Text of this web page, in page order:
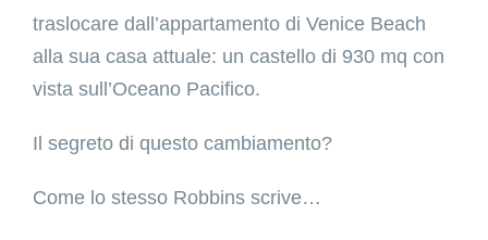
traslocare dall’appartamento di Venice Beach
alla sua casa attuale: un castello di 930 mq con
vista sull’Oceano Pacifico.
Il segreto di questo cambiamento?
Come lo stesso Robbins scrive…